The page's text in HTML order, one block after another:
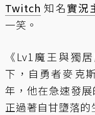
Twitch 知名實況
一笑。
《Lv1魔王與獨
下，自勇者麥克
年，他在急速發
正過著自甘墮落的